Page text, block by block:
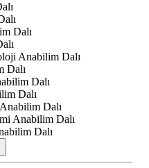
Dalı
Anabilim Dalı
Dalı
Dalı
Dalı
Dalı
Anabilim Dalı
Dalı